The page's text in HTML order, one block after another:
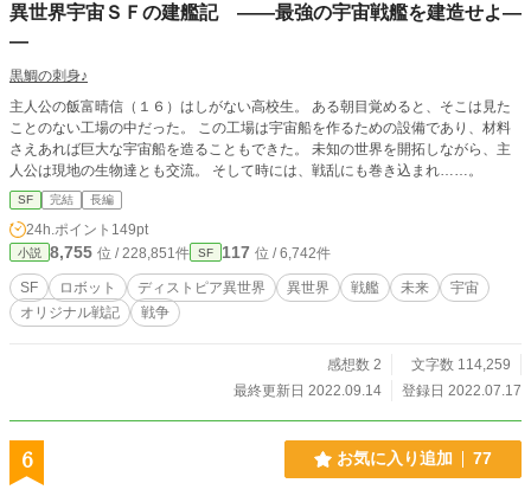
異世界宇宙ＳＦの建艦記 ――最強の宇宙戦艦を建造せよ―
―
黒鯛の刺身♪
主人公の飯富晴信（１６）はしがない高校生。 ある朝目覚めると、そこは見た
ことのない工場の中だった。 この工場は宇宙船を作るための設備であり、材料
さえあれば巨大な宇宙船を造ることもできた。 未知の世界を開拓しながら、主
人公は現地の生物達とも交流。 そして時には、戦乱にも巻き込まれ……。
SF 完結 長編
24h.ポイント 149pt
小説 8,755 位 / 228,851件 SF 117 位 / 6,742件
SF ロボット ディストピア異世界 異世界 戦艦 未来
宇宙
オリジナル戦記
戦争
感想数 2
文字数 114,259
最終更新日 2022.09.14
登録日 2022.07.17
6 お気に入り追加 77